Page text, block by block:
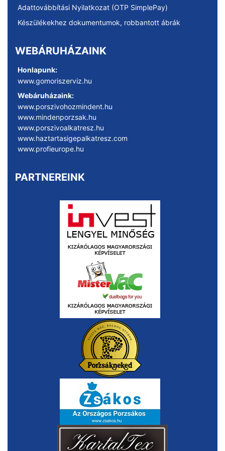
Adattovábbítási Nyilatkozat (OTP SimplePay)
Készülékekhez dokumentumok, robbantott ábrák
WEBÁRUHÁZAINK
Honlapunk:
www.gomoriszerviz.hu
Webáruházaink:
www.porszivohozmindent.hu
www.mindenporzsak.hu
www.porszivoalkatresz.hu
www.haztartasigepalkatresz.com
www.profieurope.hu
PARTNEREINK